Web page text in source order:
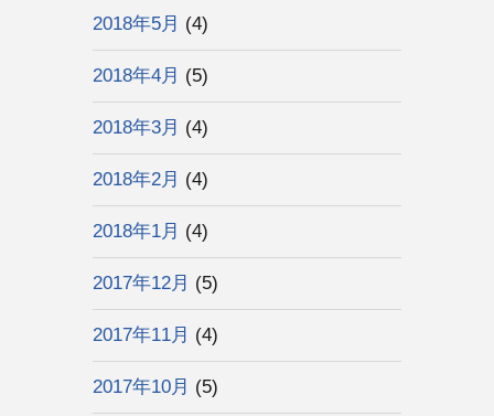
2018年5月 (4)
2018年4月 (5)
2018年3月 (4)
2018年2月 (4)
2018年1月 (4)
2017年12月 (5)
2017年11月 (4)
2017年10月 (5)